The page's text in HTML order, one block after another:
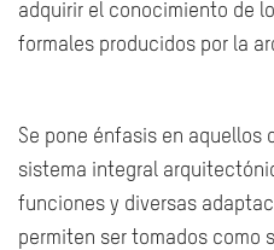
adquirir el conocimiento de
formales producidos por la
Se pone énfasis en aquellos
sistema integral
funciones y diversas
permiten ser tomados como